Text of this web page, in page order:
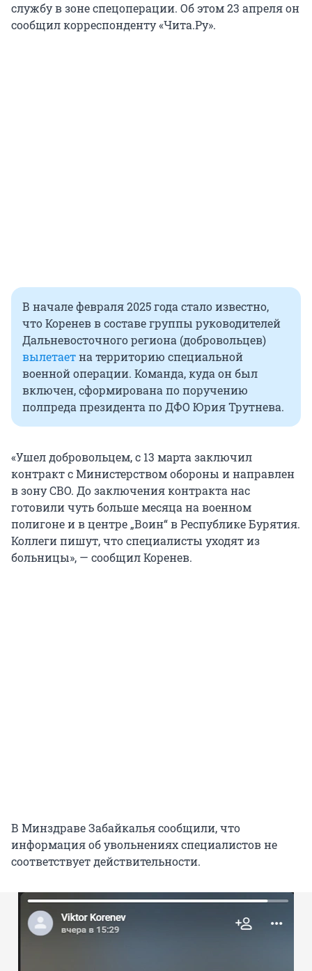
службу в зоне спецоперации. Об этом 23 апреля он
сообщил корреспонденту «Чита.Ру».
В начале февраля 2025 года стало известно,
что Коренев в составе группы руководителей
Дальневосточного региона (добровольцев)
вылетаетна территорию специальной
военной операции. Команда, куда он был
включен, сформирована по поручению
полпреда президента по ДФО Юрия Трутнева.
«Ушел добровольцем, с 13 марта заключил
контракт с Министерством обороны и направлен
в зону СВО. До заключения контракта нас
готовили чуть больше месяца на военном
полигоне и в центре „Воин“ в Республике Бурятия.
Коллеги пишут, что специалисты уходят из
больницы», — сообщил Коренев.
В Минздраве Забайкалья сообщили, что
информация об увольнениях специалистов не
соответствует действительности.